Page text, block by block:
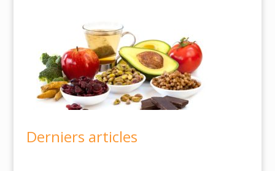
Derniers articles